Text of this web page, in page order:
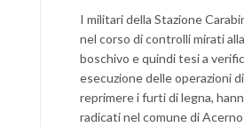
I militari della Stazione
nel corso di controlli mirati
boschivo e quindi tesi a
esecuzione delle operazioni
reprimere i furti di legna,
radicati nel comune di